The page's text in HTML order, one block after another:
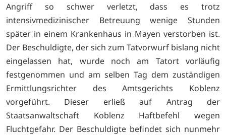
Angriff so schwer verletzt, dass es trotz
intensivmedizinischer Betreuung wenige Stunden
später in einem Krankenhaus in Mayen verstorben ist.
Der Beschuldigte, der sich zum Tatvorwurf bislang nicht
eingelassen hat, wurde noch am Tatort vorläufig
festgenommen und am selben Tag dem zuständigen
Ermittlungsrichter des Amtsgerichts Koblenz
vorgeführt. Dieser erließ auf Antrag der
Staatsanwaltschaft Koblenz Haftbefehl wegen
Fluchtgefahr. Der Beschuldigte befindet sich nunmehr